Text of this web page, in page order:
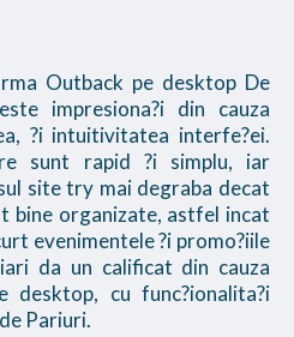
Outback pe desktop De
impresiona?i din cauza
?i intuitivitatea interfe?ei.
sunt rapid ?i simplu, iar
site try mai degraba decat
bine organizate, astfel incat
evenimentele ?i promo?iile
da un calificat din cauza
desktop, cu func?ionalita?i
Pariuri.